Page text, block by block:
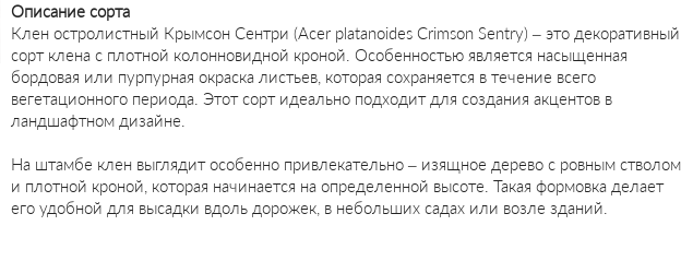
Описание сорта
Клен остролистный Крымсон Сентри (Acer platanoides Crimson Sentry) – это декоративный
сорт клена с плотной колонновидной кроной. Особенностью является насыщенная
бордовая или пурпурная окраска листьев, которая сохраняется в течение всего
вегетационного периода. Этот сорт идеально подходит для создания акцентов в
ландшафтном дизайне.
На штамбе клен выглядит особенно привлекательно – изящное дерево с ровным стволом
и плотной кроной, которая начинается на определенной высоте. Такая формовка делает
его удобной для высадки вдоль дорожек, в небольших садах или возле зданий.